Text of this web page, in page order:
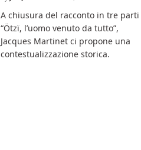
A chiusura del racconto in tre parti
“Ötzï, l’uomo venuto da tutto”,
Jacques Martinet ci propone una
contestualizzazione storica.